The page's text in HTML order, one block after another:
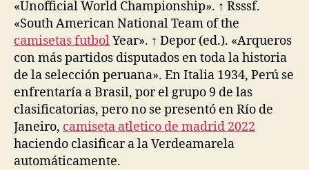
«Unofficial World Championship». ↑ Rsssf.
«South American National Team of the
camisetas futbolYear». ↑ Depor (ed.). «Arqueros
con más partidos disputados en toda la historia
de la selección peruana». En Italia 1934, Perú se
enfrentaría a Brasil, por el grupo 9 de las
clasificatorias, pero no se presentó en Río de
Janeiro, camiseta atletico de madrid 2022
haciendo clasificar a la Verdeamarela
automáticamente.